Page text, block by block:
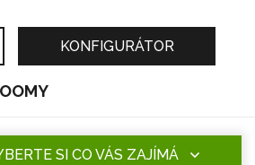
KONFIGURÁTOR
SI CO VÁS ZAJÍMÁ